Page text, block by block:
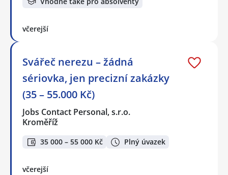
včerejší
Svářeč nerezu – žádná
sériovka, jen precizní zakázky
(35 – 55.000 Kč)
Jobs Contact Personal, s.r.o.
Kroměříž
35 000 – 55 000 Kč Plný úvazek
včerejší